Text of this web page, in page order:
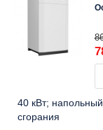
40 кВт напольный
сгорания